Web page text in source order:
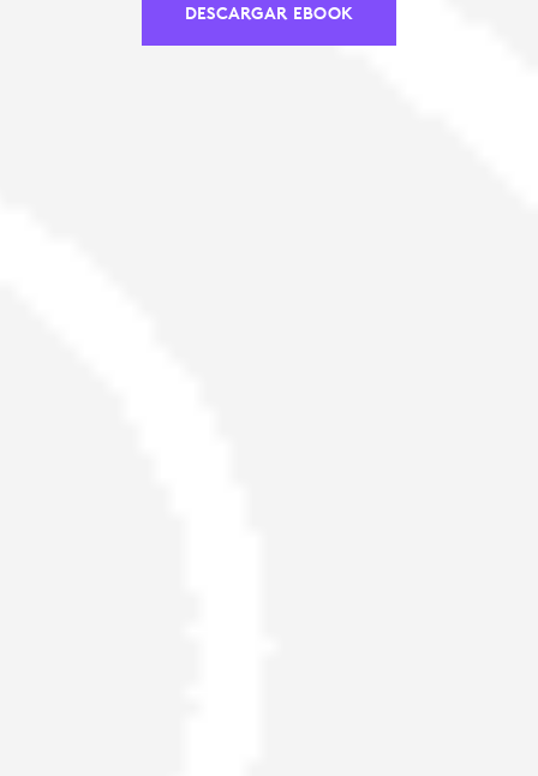
DESCARGAR EBOOK